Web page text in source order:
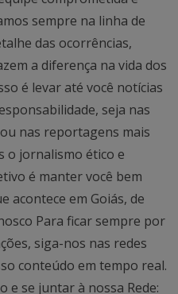
sempre na linha de
das ocorrências,
a diferença na vida dos
é levar até você notícias
seja nas
nas reportagens mais
o jornalismo ético e
é manter você bem
acontece em Goiás, de
Para ficar sempre por
siga-nos nas redes
conteúdo em tempo real.
e se juntar à nossa Rede: